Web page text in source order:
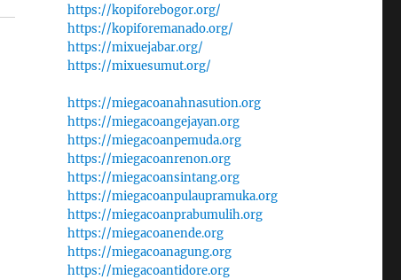
https://kopiforebogor.org/
https://kopiforemanado.org/
https://mixuejabar.org/
https://mixuesumut.org/
https://miegacoanahnasution.org
https://miegacoangejayan.org
https://miegacoanpemuda.org
https://miegacoanrenon.org
https://miegacoansintang.org
https://miegacoanpulaupramuka.org
https://miegacoanprabumulih.org
https://miegacoanende.org
https://miegacoanagung.org
https://miegacoantidore.org